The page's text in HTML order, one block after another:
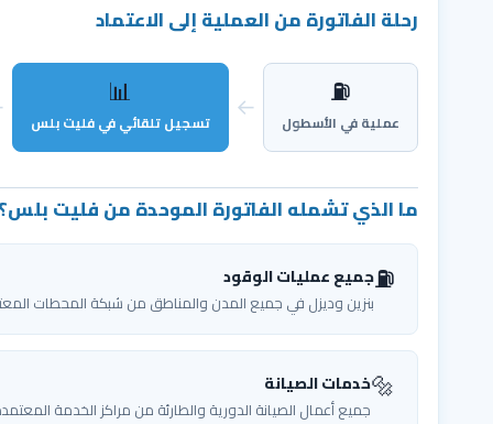
رحلة الفاتورة من العملية إلى الاعتماد
⛽
عملية في الأسطول ←
📊
تسجيل تلقائي في فليت بلس
ما الذي تشمله الفاتورة الموحدة من فليت
⛽جميع عمليات الوقود
بنزين وديزل في جميع المدن والمناطق من شبكة المحطات
🔩خدمات الصيانة
جميع أعمال الصيانة الدورية والطارئة من مراكز الخدمة